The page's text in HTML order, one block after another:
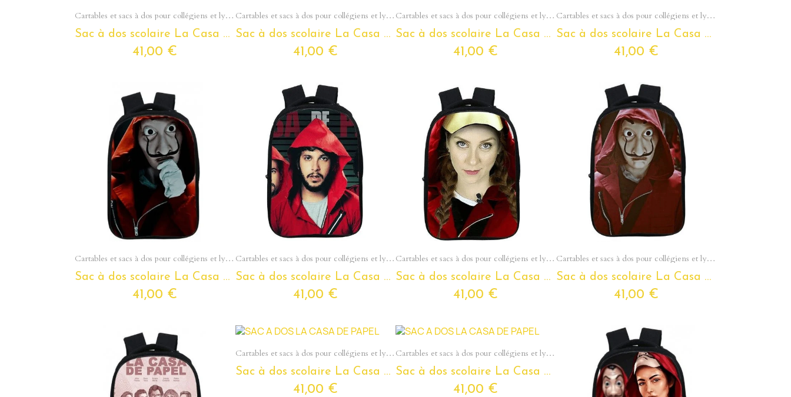
Aperçu rapide Cartables et sacs à dos pour collégiens et lycéens - Section Ados
Sac à dos scolaire La Casa De Papel pour ados et étudiants
41,00 €
Aperçu rapide Cartables et sacs à dos pour collégiens et lycéens - Section Ados
Sac à dos scolaire La Casa De Papel pour ados et étudiants
41,00 €
Aperçu rapide Cartables et sacs à dos pour collégiens et lycéens - Section Ados
Sac à dos scolaire La Casa De Papel pour ados et étudiants
41,00 €
Aperçu rapide Cartables et sacs à dos pour collégiens et lycéens - Section Ados
Sac à dos scolaire La Casa De Papel pour ados et étudiants
41,00 €
Aperçu rapide Cartables et sacs à dos pour collégiens et lycéens - Section Ados
Sac à dos scolaire La Casa De Papel pour ados et étudiants
41,00 €
Aperçu rapide Cartables et sacs à dos pour collégiens et lycéens - Section Ados
Sac à dos scolaire La Casa De Papel pour ados et étudiants
41,00 €
Aperçu rapide Cartables et sacs à dos pour collégiens et lycéens - Section Ados
Sac à dos scolaire La Casa De Papel pour ados et étudiants
41,00 €
Aperçu rapide Cartables et sacs à dos pour collégiens et lycéens - Section Ados
Sac à dos scolaire La Casa De Papel pour ados et étudiants
41,00 €
Aperçu rapide Cartables et sacs à dos pour collégiens et lycéens - Section Ados
Sac à dos scolaire La Casa De Papel pour ados et étudiants
41,00 €
Aperçu rapide Cartables et sacs à dos pour collégiens et lycéens - Section Ados
Sac à dos scolaire La Casa De Papel pour ados et étudiants
41,00 €